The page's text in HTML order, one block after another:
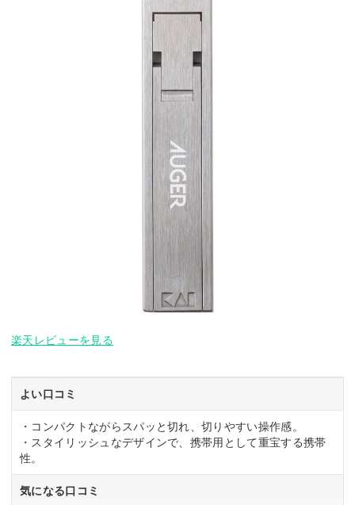
楽天レビューを見る
よい口コミ
・コンパクトながらスパッと切れ、切りやすい操作感。
・スタイリッシュなデザインで、携帯用として重宝する携帯
性。
気になる口コミ